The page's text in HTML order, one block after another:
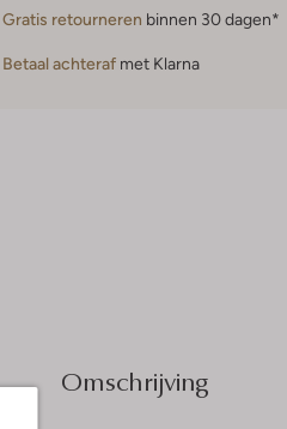
Gratis retourneren binnen 30 dagen*
Betaal achteraf met Klarna
Omschrijving